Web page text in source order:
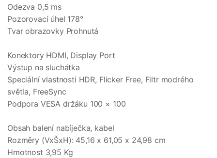
Odezva 0,5 ms
Pozorovací úhel 178°
Tvar obrazovky Prohnutá
Konektory HDMI, Display Port
Výstup na sluchátka
Speciální vlastnosti HDR, Flicker Free, Filtr modrého
světla, FreeSync
Podpora VESA držáku 100 × 100
Obsah balení nabíječka, kabel
Rozměry (VxŠxH): 45,16 x 61,05 x 24,98 cm
Hmotnost 3,95 Kg